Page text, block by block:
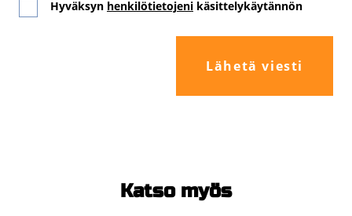
Hyväksyn
Hyväksyn henkilötietojeni käsittelykäytännön
Katso myös